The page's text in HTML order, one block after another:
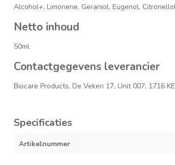
Alcohol+, Limonene, Geraniol, Eugenol,
Netto inhoud
50ml
Contactgegevens leverancier
Biocare Products, De Veken 17, Unit 007, 1716
Specificaties
Artikelnummer